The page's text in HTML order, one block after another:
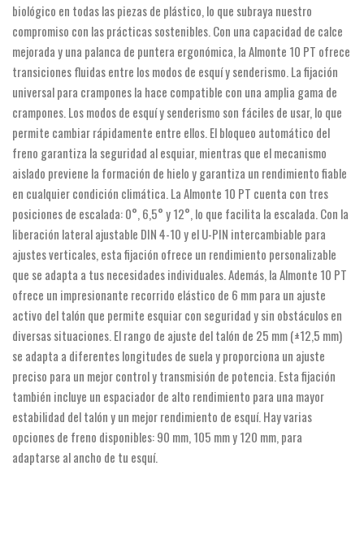
biológico en todas las piezas de plástico, lo que subraya nuestro
compromiso con las prácticas sostenibles. Con una capacidad de calce
mejorada y una palanca de puntera ergonómica, la Almonte 10 PT ofrece
transiciones fluidas entre los modos de esquí y senderismo. La fijación
universal para crampones la hace compatible con una amplia gama de
crampones. Los modos de esquí y senderismo son fáciles de usar, lo que
permite cambiar rápidamente entre ellos. El bloqueo automático del
freno garantiza la seguridad al esquiar, mientras que el mecanismo
aislado previene la formación de hielo y garantiza un rendimiento fiable
en cualquier condición climática. La Almonte 10 PT cuenta con tres
posiciones de escalada: 0°, 6,5° y 12°, lo que facilita la escalada. Con la
liberación lateral ajustable DIN 4-10 y el U-PIN intercambiable para
ajustes verticales, esta fijación ofrece un rendimiento personalizable
que se adapta a tus necesidades individuales. Además, la Almonte 10 PT
ofrece un impresionante recorrido elástico de 6 mm para un ajuste
activo del talón que permite esquiar con seguridad y sin obstáculos en
diversas situaciones. El rango de ajuste del talón de 25 mm (±12,5 mm)
se adapta a diferentes longitudes de suela y proporciona un ajuste
preciso para un mejor control y transmisión de potencia. Esta fijación
también incluye un espaciador de alto rendimiento para una mayor
estabilidad del talón y un mejor rendimiento de esquí. Hay varias
opciones de freno disponibles: 90 mm, 105 mm y 120 mm, para
adaptarse al ancho de tu esquí.